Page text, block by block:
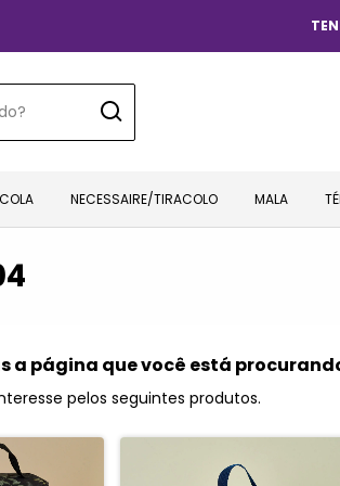
NECESSAIRE/TIRACOLO MALA
a página que você está
pelos seguintes produtos.